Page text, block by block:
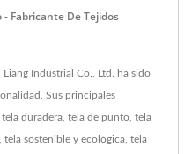
Fabricante De Tejidos
Industrial Co., Ltd. ha sido
Sus principales
duradera, tela de punto, tela
tela sostenible y ecológica, tela